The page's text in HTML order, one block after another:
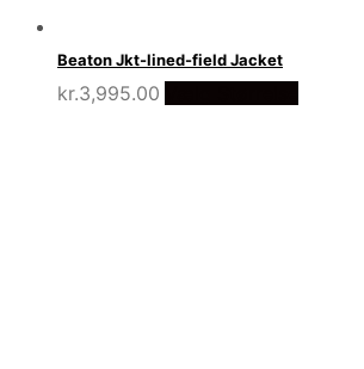
Beaton Jkt-lined-field Jacket
kr.3,995.00